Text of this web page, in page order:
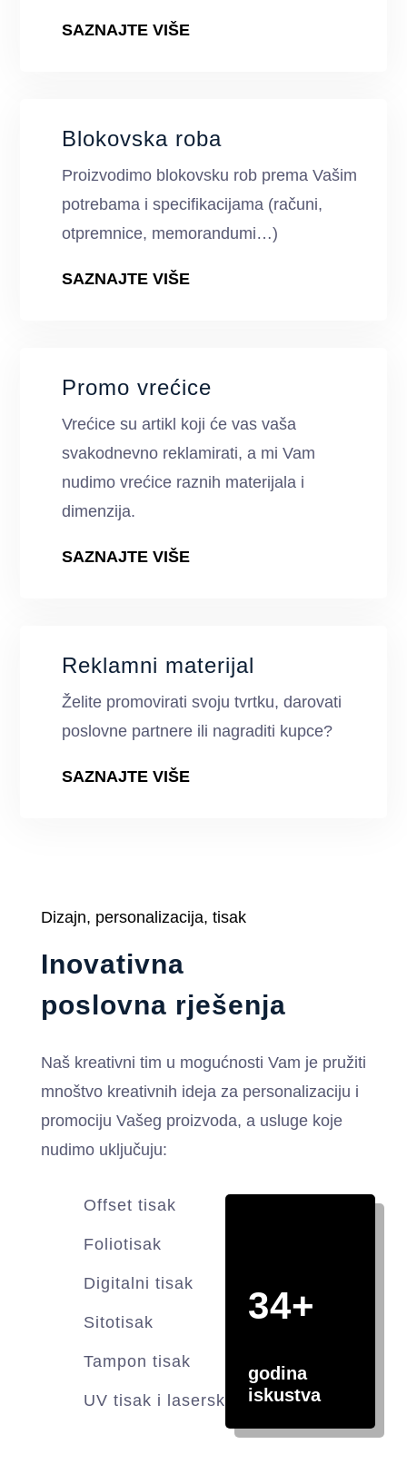
SAZNAJTE VIŠE
Blokovska roba
Proizvodimo blokovsku rob prema Vašim
potrebama i specifikacijama (računi,
otpremnice, memorandumi…)
SAZNAJTE VIŠE
Promo vrećice
Vrećice su artikl koji će vas vaša
svakodnevno reklamirati, a mi Vam
nudimo vrećice raznih materijala i
dimenzija.
SAZNAJTE VIŠE
Reklamni materijal
Želite promovirati svoju tvrtku, darovati
poslovne partnere ili nagraditi kupce?
SAZNAJTE VIŠE
Dizajn, personalizacija, tisak
Inovativna
poslovna rješenja
Naš kreativni tim u mogućnosti Vam je pružiti
mnoštvo kreativnih ideja za personalizaciju i
promociju Vašeg proizvoda, a usluge koje
nudimo uključuju:
Offset tisak
Foliotisak
Digitalni tisak
Sitotisak
Tampon tisak
UV tisak i lasersko graviranje
34+
godina
iskustva